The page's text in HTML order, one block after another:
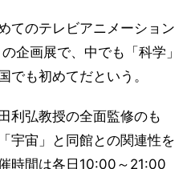
てのテレビアニメーション
企画展で、中でも「科学」
でも初めてだという。
利弘教授の全面監修のも
宇宙」と同館との関連性を
時間は各日10:00～21:00